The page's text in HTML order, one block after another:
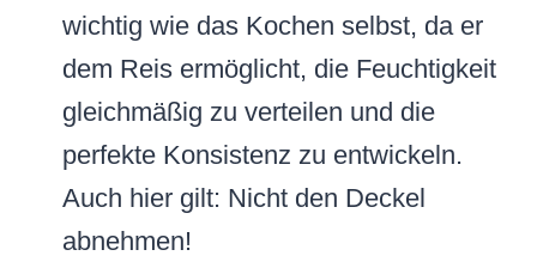
wichtig wie das Kochen selbst, da er
dem Reis ermöglicht, die Feuchtigkeit
gleichmäßig zu verteilen und die
perfekte Konsistenz zu entwickeln.
Auch hier gilt: Nicht den Deckel
abnehmen!